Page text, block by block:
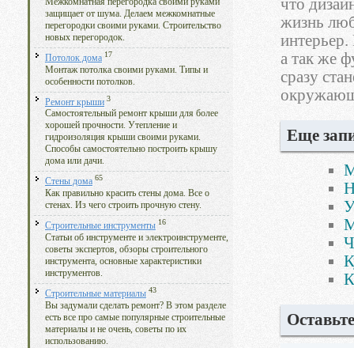
защищает от шума. Делаем межкомнатные
перегородки своими руками. Строительство
новых перегородок.
Потолок дома 17
Монтаж потолка своими руками. Типы и
особенности потолков.
Ремонт крыши 3
Самостоятельный ремонт крыши для более
хорошей прочности. Утепление и
гидроизоляция крыши своими руками.
Способы самостоятельно построить крышу
дома или дачи.
Стены дома 65
Как правильно красить стены дома. Все о
стенах. Из чего строить прочную стену.
Строительные инструменты 16
Статьи об инструменте и электроинструменте,
советы экспертов, обзоры строительного
инструмента, основные характеристики
инструментов.
Строительные материалы 43
Вы задумали сделать ремонт? В этом разделе
есть все про самые популярные строительные
материалы и не очень, советы по их
использованию.
что
жизнь
интерьер.
а так же
сразу
Еще